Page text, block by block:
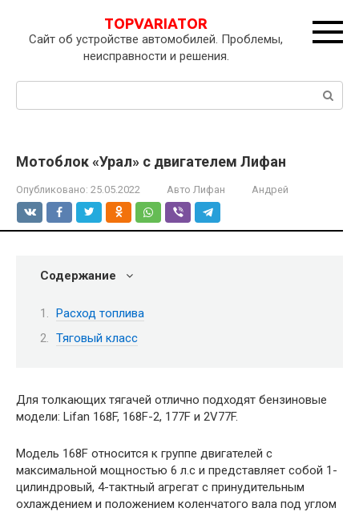
контенту
TOPVARIATOR
Сайт об устройстве автомобилей. Проблемы,
неисправности и решения.
Поиск:
Мотоблок «Урал» с двигателем Лифан
Опубликовано: 25.05.2022 Авто Лифан Андрей
Содержание
Расход топлива
Тяговый класс
Для толкающих тягачей отлично подходят бензиновые
модели: Lifan 168F, 168F-2, 177F и 2V77F.
Модель 168F относится к группе двигателей с
максимальной мощностью 6 л.с и представляет собой 1-
цилиндровый, 4-тактный агрегат с принудительным
охлаждением и положением коленчатого вала под углом